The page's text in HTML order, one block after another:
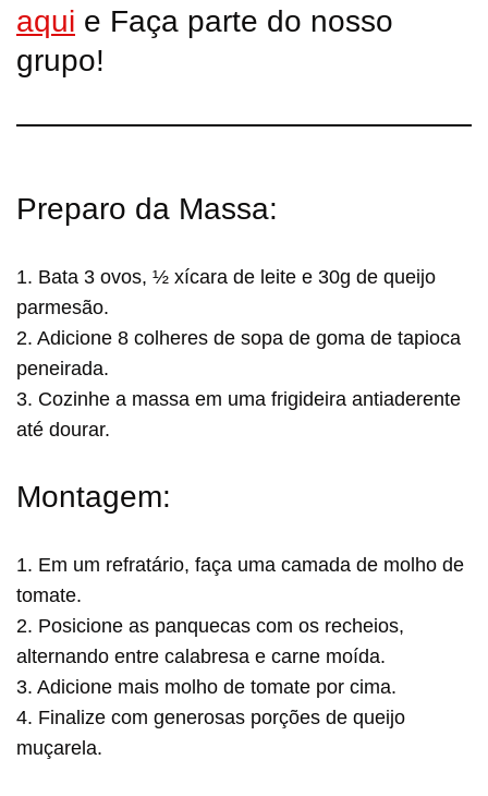
aqui e Faça parte do nosso
grupo!
Preparo da Massa:
1. Bata 3 ovos, ½ xícara de leite e 30g de queijo
parmesão.
2. Adicione 8 colheres de sopa de goma de tapioca
peneirada.
3. Cozinhe a massa em uma frigideira antiaderente
até dourar.
Montagem:
1. Em um refratário, faça uma camada de molho de
tomate.
2. Posicione as panquecas com os recheios,
alternando entre calabresa e carne moída.
3. Adicione mais molho de tomate por cima.
4. Finalize com generosas porções de queijo
muçarela.